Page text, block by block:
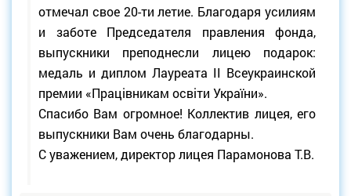
отмечал свое 20-ти летие. Благодаря усилиям
и заботе Председателя правления фонда,
выпускники преподнесли лицею подарок:
медаль и диплом Лауреата II Всеукраинской
премии «Працівникам освіти України».
Спасибо Вам огромное! Коллектив лицея, его
выпускники Вам очень благодарны.
С уважением, директор лицея Парамонова Т.В.